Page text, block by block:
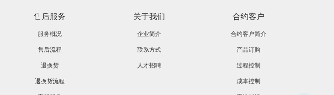
售后服务
服务概况
售后流程
退换货
退换货流程
关于我们
企业简介
联系方式
人才招聘
合约客户
合约客户简介
产品订购
过程控制
成本控制